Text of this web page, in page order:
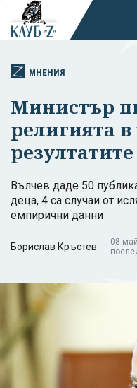
МНЕНИЯ
Министър
религията
Вълчев даде 50
деца, 4 са случаи от
емпирични данни
Борислав Кръстев
08